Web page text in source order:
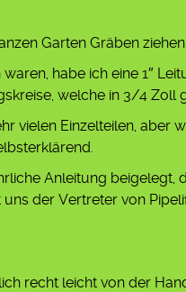
Garten Gräben ziehen.
habe ich eine 1″
welche in 3/4 Zoll
vielen Einzelteilen, aber
Anleitung beigelegt,
der Vertreter von
recht leicht von der